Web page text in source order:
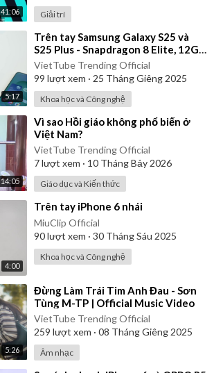
41:06 Giải trí
5:17
⁣Trên tay Samsung Galaxy S25 và
S25 Plus - Snapdragon 8 Elite, 12GB
RAM, thiết kế nhẹ hơn
VietTube Trending Official
99 lượt xem · 25 Tháng Giêng 2025
Khoa học và Công nghệ
14:05
⁣Vì sao Hồi giáo không phổ biến ở
Việt Nam?
VietTube Trending Official
7lượt xem · 10 Tháng Bảy 2026
Giáo dục và Kiến thức
4:00
⁣Trên tay iPhone 6 nhái
MiuClip Official
90lượt xem · 30 Tháng Sáu 2025
Khoa học và Công nghệ
5:26
⁣Đừng Làm Trái Tim Anh Đau - Sơn
Tùng M-TP | Official Music Video
VietTube Trending Official
259 lượt xem · 08 Tháng Giêng 2025
Âm nhạc